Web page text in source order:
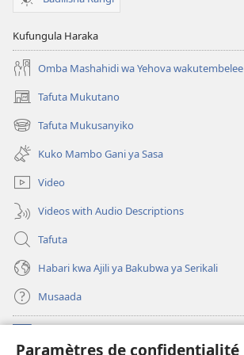
Paramètres de confidentialité
Kufungula Haraka
Omba Mashahidi wa Yehova wakutembelee
Tafuta Mukutano
(opens
new
window)
Tafuta Mukusanyiko
(opens
new
window)
Kuko Mambo Gani ya Sasa
Video
Videos with Audio Descriptions
Tafuta
Habari kwa Ajili ya Bakubwa ya Serikali
Musaada
(opens